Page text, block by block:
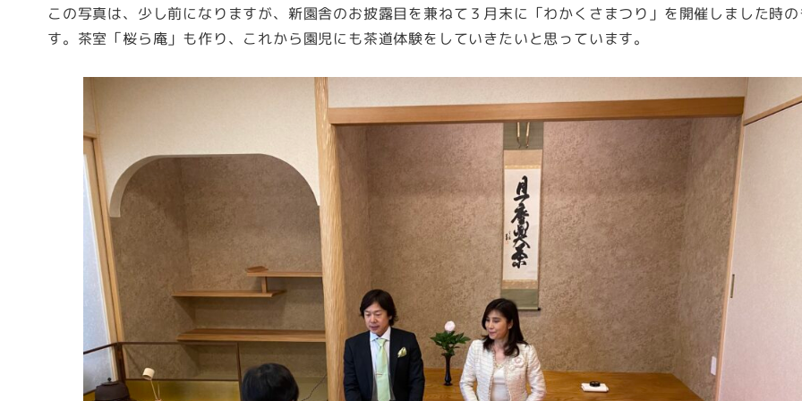
この写真は、少し前になりますが、新園舎のお披露目を兼ねて３月末に「わかくさまつり」を開催しました時
す。茶室「桜ら庵」も作り、これから園児にも茶道体験をしていきたいと思っています。